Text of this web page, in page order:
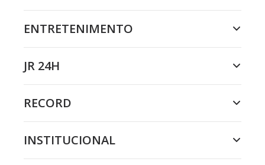
ENTRETENIMENTO
JR 24H
RECORD
INSTITUCIONAL